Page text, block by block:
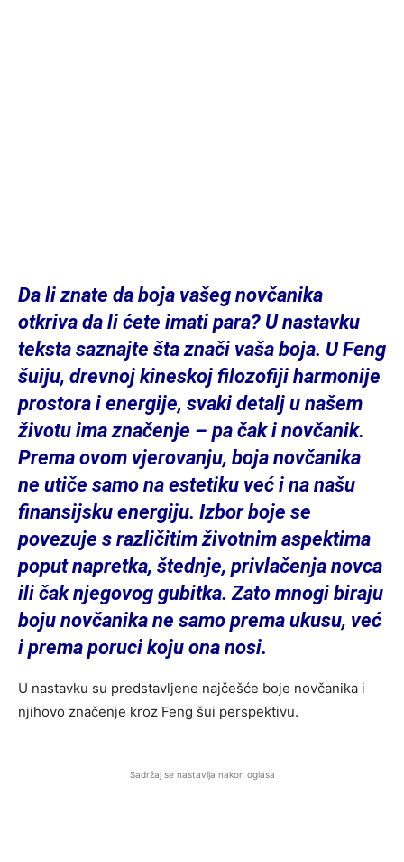
Da li znate da boja vašeg novčanika
otkriva da li ćete imati para? U nastavku
teksta saznajte šta znači vaša boja. U Feng
šuiju, drevnoj kineskoj filozofiji harmonije
prostora i energije, svaki detalj u našem
životu ima značenje – pa čak i novčanik.
Prema ovom vjerovanju, boja novčanika
ne utiče samo na estetiku već i na našu
finansijsku energiju. Izbor boje se
povezuje s različitim životnim aspektima
poput napretka, štednje, privlačenja novca
ili čak njegovog gubitka. Zato mnogi biraju
boju novčanika ne samo prema ukusu, već
i prema poruci koju ona nosi.
U nastavku su predstavljene najčešće boje novčanika i
njihovo značenje kroz Feng šui perspektivu.
Sadržaj se nastavlja nakon oglasa